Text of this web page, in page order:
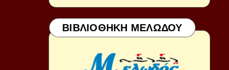
ΒΙΒΛΙΟΘΗΚΗ ΜΕΛΩΔΟΥ